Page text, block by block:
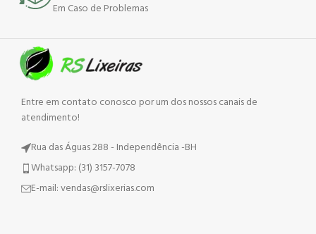
Em Caso de Problemas
Entre em contato conosco por um dos nossos canais de
atendimento!
Rua das Águas 288 - Independência -BH
Whatsapp: (31) 3157-7078
E-mail: vendas@rslixerias.com